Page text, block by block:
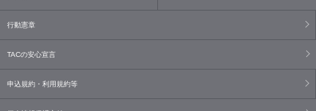
行動憲章
TACの安心宣言
申込規約・利用規約等